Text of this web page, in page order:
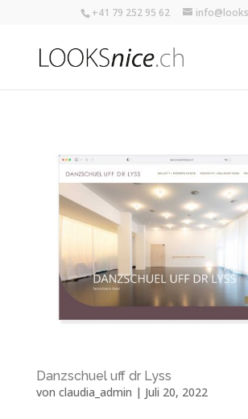
+41 79 252 95 62
Danzschuel uff dr Lyss
von claudia_admin | Juli 20, 2022